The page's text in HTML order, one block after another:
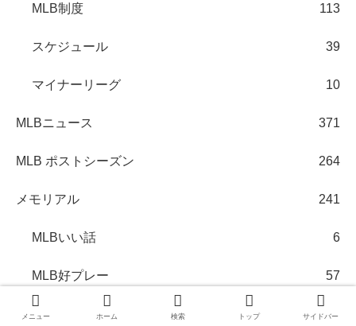
MLB制度 113
スケジュール 39
マイナーリーグ 10
MLBニュース 371
MLB ポストシーズン 264
メモリアル 241
MLBいい話 6
MLB好プレー 57
スペシャル・イベント 114
メニュー ホーム 検索 トップ サイドバー